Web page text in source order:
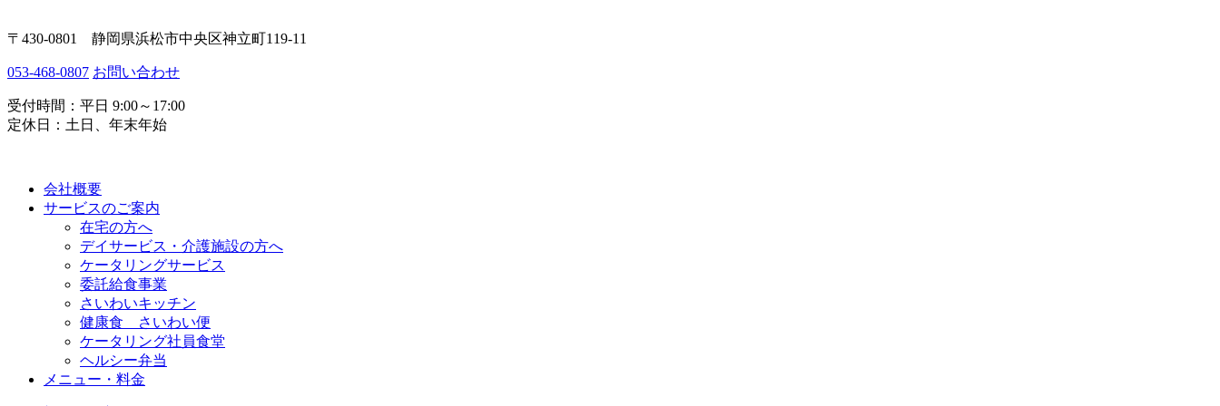
〒430-0801 静岡県浜松市中央区神立町119-11
053-468-0807 お問い合わせ
受付時間：平日 9:00～17:00
定休日：土日、年末年始
会社概要
サービスのご案内
在宅の方へ
デイサービス・介護施設の方へ
ケータリングサービス
委託給食事業
さいわいキッチン
健康食 さいわい便
ケータリング社員食堂
ヘルシー弁当
メニュー・料金